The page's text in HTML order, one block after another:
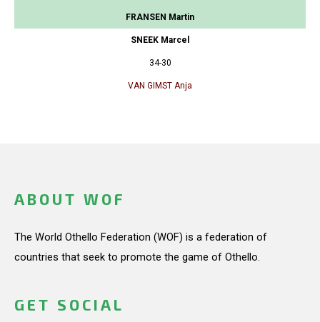
FRANSEN Martin
SNEEK Marcel
34-30
VAN GIMST Anja
ABOUT WOF
The World Othello Federation (WOF) is a federation of
countries that seek to promote the game of Othello.
GET SOCIAL